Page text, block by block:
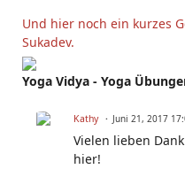
Und hier noch ein kurzes
Sukadev.
Yoga Vidya - Yoga
Kathy Juni 21, 2017
Vielen lieben
hier!